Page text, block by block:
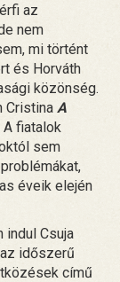
az
nem
mi történt
és Horváth
közönség.
Cristina A
fiatalok
sem
éveik elején
indul Csuja
időszerű
című